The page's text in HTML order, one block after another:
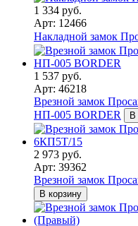
1 334 руб.
Арт: 12466
Накладной замок
1 537 руб.
Арт: 46218
Врезной замок
НП-005 BORDER
В
2 973 руб.
Арт: 39362
Врезной замок
В корзину